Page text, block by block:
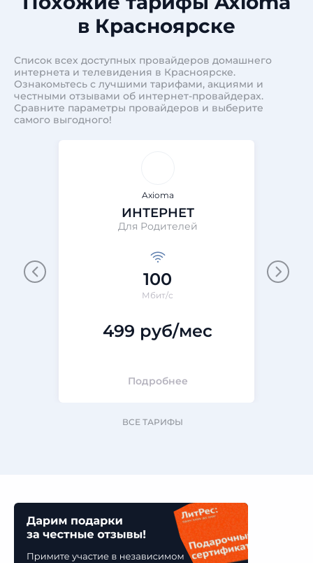
в Красноярске
Список всех доступных провайдеров домашнего
интернета и телевидения в Красноярске.
Ознакомьтесь с лучшими тарифами, акциями и
честными отзывами об интернет-провайдерах.
Сравните параметры провайдеров и выберите
самого выгодного!
Axioma
ИНТЕРНЕТ
Для Родителей
100
Мбит/с
499 руб/мес
Подробнее
ВСЕ ТАРИФЫ